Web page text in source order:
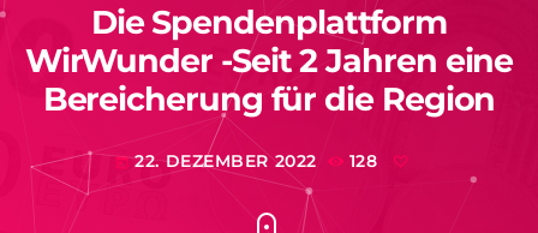
Die Spendenplattform
WirWunder -Seit 2 Jahren eine
Bereicherung für die Region
today 22. DEZEMBER 2022 128